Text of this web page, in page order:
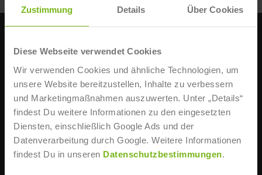
Zustimmung Details Über Cookies
Diese Webseite verwendet Cookies
Wir verwenden Cookies und ähnliche Technologien, um
unsere Website bereitzustellen, Inhalte zu verbessern
und Marketingmaßnahmen auszuwerten. Unter „Details“
findest Du weitere Informationen zu den eingesetzten
Diensten, einschließlich Google Ads und der
Datenverarbeitung durch Google. Weitere Informationen
findest Du in unseren Datenschutzbestimmungen.
KONTAKT
IST-Hochschule für Management
Erkrather Str. 220 a-c
D-40233 Düsseldorf
STUDIENBERATUNG
+49 211 86668 0
Mo., Mi., Fr. 8:30 – 18 Uhr